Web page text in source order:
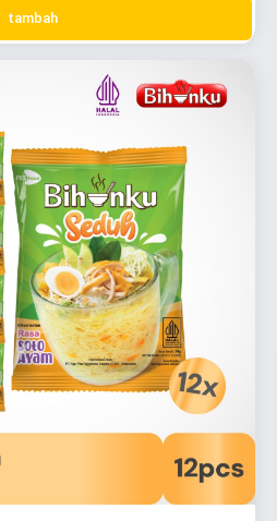
tambah